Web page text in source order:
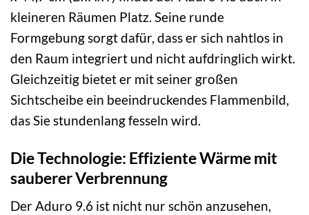
kleineren Räumen Platz. Seine runde
Formgebung sorgt dafür, dass er sich nahtlos in
den Raum integriert und nicht aufdringlich wirkt.
Gleichzeitig bietet er mit seiner großen
Sichtscheibe ein beeindruckendes Flammenbild,
das Sie stundenlang fesseln wird.
Die Technologie: Effiziente Wärme mit
sauberer Verbrennung
Der Aduro 9.6 ist nicht nur schön anzusehen,